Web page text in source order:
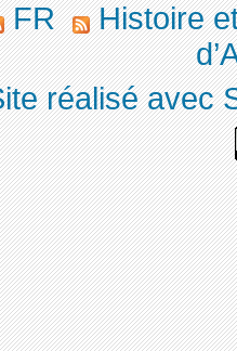
FR
Histoire
réalisé avec